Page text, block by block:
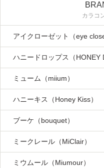
カラコ
アイクローゼット（eye
ハニードロップス（HONEY
ミューム（miium）
ハニーキス（Honey Kiss）
ブーケ（bouquet）
ミークレール（MiClair）
ミウムール（Miumour）